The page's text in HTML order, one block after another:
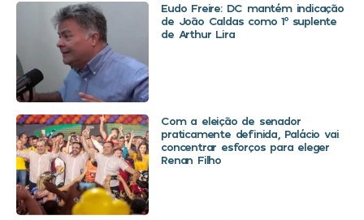
Eudo Freire: DC mantém indicação
de João Caldas como 1º suplente
de Arthur Lira
Com a eleição de senador
praticamente definida, Palácio vai
concentrar esforços para eleger
Renan Filho